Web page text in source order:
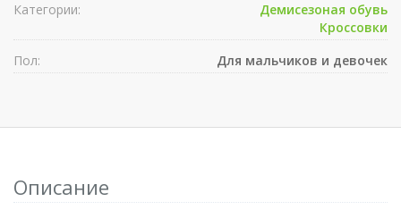
Категории:
Демисезоная обувь
Кроссовки
Пол:
Для мальчиков и девочек
Описание